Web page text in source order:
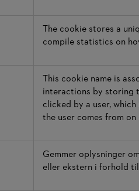
The cookie stores a
compile statistics on
This cookie name is
interactions by storing
clicked by a user,
the user comes from
Gemmer oplysninger
eller ekstern i forhold